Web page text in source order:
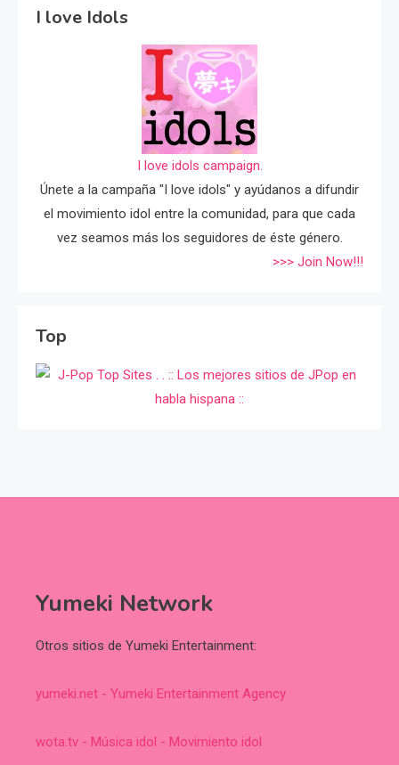
I love Idols
I love idols campaign.
Únete a la campaña "I love idols" y ayúdanos a difundir
el movimiento idol entre la comunidad, para que cada
vez seamos más los seguidores de éste género.
>>> Join Now!!!
Top
Yumeki Network
Otros sitios de Yumeki Entertainment:
yumeki.net - Yumeki Entertainment Agency
wota.tv - Música idol - Movimiento idol